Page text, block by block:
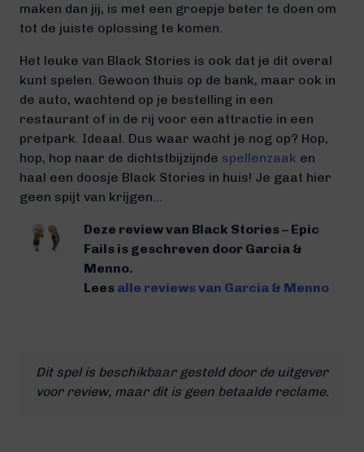
maken dan jij, is met een groepje beter te doen om
tot de juiste oplossing te komen.
Het leuke van Black Stories is ook dat je dit overal
kunt spelen. Gewoon thuis op de bank, maar ook in
de auto, wachtend op je bestelling in een
restaurant of in de rij voor een attractie in een
pretpark. Ideaal. Dus waar wacht je nog op? Hop,
hop, hop naar de dichtstbijzijnde spellenzaak en
haal een doosje Black Stories in huis! Je gaat hier
geen spijt van krijgen…
Deze review van Black Stories – Epic
Fails is geschreven door Garcia &
Menno.
Lees alle reviews van Garcia & Menno
Dit spel is beschikbaar gesteld door de uitgever
voor review, maar dit is geen betaalde reclame.